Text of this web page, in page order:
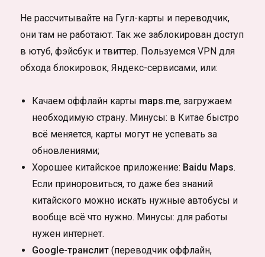
Не рассчитывайте на Гугл-карты и переводчик,
они там не работают. Так же заблокирован доступ
в ютуб, фэйсбук и твиттер. Пользуемся VPN для
обхода блокировок, Яндекс-сервисами, или:
Качаем оффлайн карты maps.me, загружаем
необходимую страну. Минусы: в Китае быстро
всё меняется, карты могут не успевать за
обновлениями;
Хорошее китайское приложение: Baidu Maps.
Если приноровиться, то даже без знаний
китайского можно искать нужные автобусы и
вообще всё что нужно. Минусы: для работы
нужен интернет.
Google-транслит (переводчик оффлайн,